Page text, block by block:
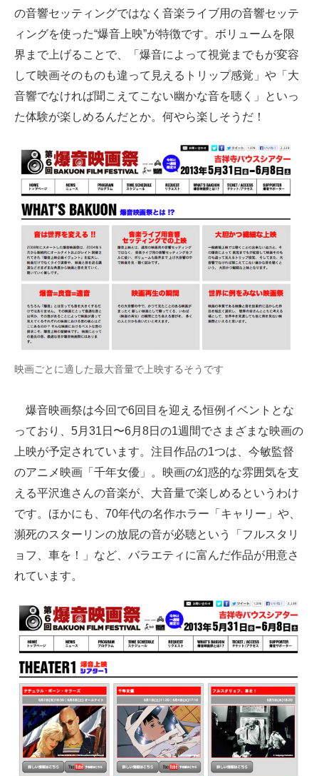
進化するPCとデバイスの未来
好きが集まる 比べて選べる
ビジネスと働き方のヒント
AI活用のいまが分かる
経営リーダーのコミュニティ
マーケ×ITの今がよく分かる
ITエンジニア向け専門サイト
企業向けIT製品の総合サイト
IT製品の技術・比較・事例
製造業のIT導入・活用を支援
エネルギーの専門メディア
ちょっと気になるネットの話題
の音響セッティングではなく音楽ライブ用の音響セッテ
ィングを使った“爆音上映”が特徴です。ボリュームを限
界まで上げることで、「爆音によって視覚までもが変容
して映画そのものも違って見えるトリップ感覚」や「大
音響でなければ聞こえてこない幽かな音を聴く」といっ
た体験が楽しめるんだとか。何やら楽しそうだ！
映画ごとに適した最大音量で上映するそうです
爆音映画祭は今回で6回目を迎える恒例イベントとな
っており、5月31日〜6月8日の1週間でさまざまな映画の
上映が予定されています。注目作品の1つは、今敏監督
のアニメ映画「千年女優」。映画の幻惑的な雰囲気を支
える平沢進さんの音楽が、大音量で楽しめるというわけ
です。ほかにも、70年代の名作ホラー「キャリー」や、
瀕死のスターリンの放屁の音が必聴という「フルスタリ
ョフ、車を！」など、バラエティに富んだ作品が用意さ
れています。